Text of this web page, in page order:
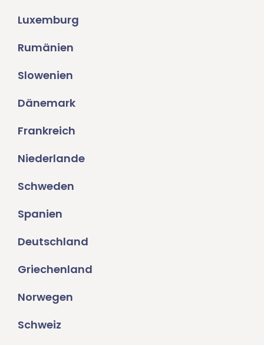
Luxemburg
Rumänien
Slowenien
Dänemark
Frankreich
Niederlande
Schweden
Spanien
Deutschland
Griechenland
Norwegen
Schweiz